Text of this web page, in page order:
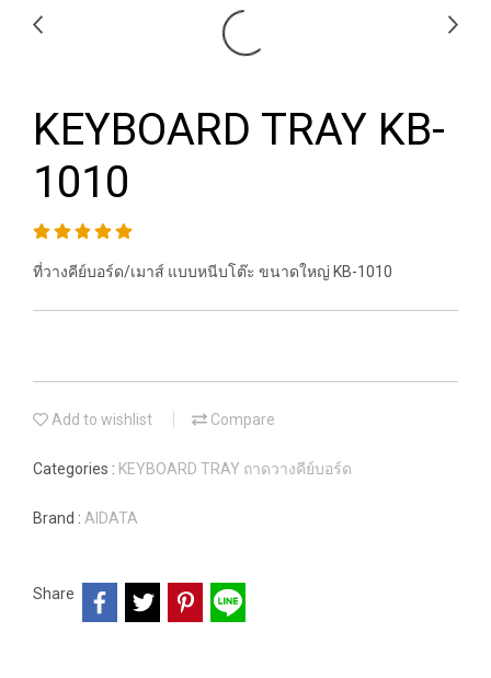
KEYBOARD TRAY KB-
1010
ที่วางคีย์บอร์ด/เมาส์ แบบหนีบโต๊ะ ขนาดใหญ่ KB-1010
Add to wishlist Compare
Categories : KEYBOARD TRAY ถาดวางคีย์บอร์ด
Brand : AIDATA
Share